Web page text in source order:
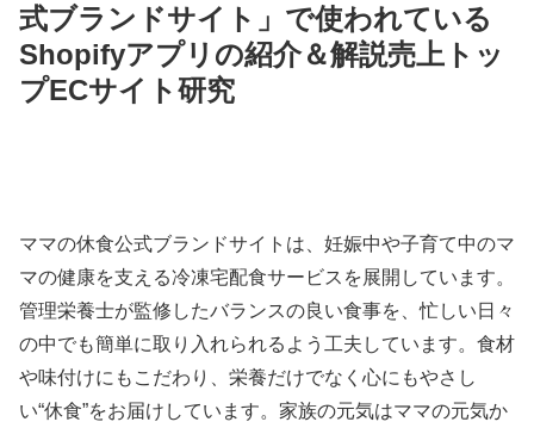
式ブランドサイト」で使われている
Shopifyアプリの紹介＆解説売上トッ
プECサイト研究
ママの休食公式ブランドサイトは、妊娠中や子育て中のマ
マの健康を支える冷凍宅配食サービスを展開しています。
管理栄養士が監修したバランスの良い食事を、忙しい日々
の中でも簡単に取り入れられるよう工夫しています。食材
や味付けにもこだわり、栄養だけでなく心にもやさし
い“休食”をお届けしています。家族の元気はママの元気か